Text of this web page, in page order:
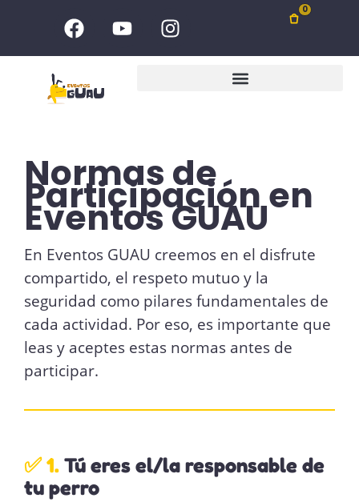
contenido
F
a
c
e
b
Y
o
u
I
n
s
m
0
Normas de
Participación en
Eventos GUAU
En Eventos GUAU creemos en el disfrute
compartido, el respeto mutuo y la
seguridad como pilares fundamentales de
cada actividad. Por eso, es importante que
leas y aceptes estas normas antes de
participar.
✅ 1.Tú eres el/la responsable de
tu perro